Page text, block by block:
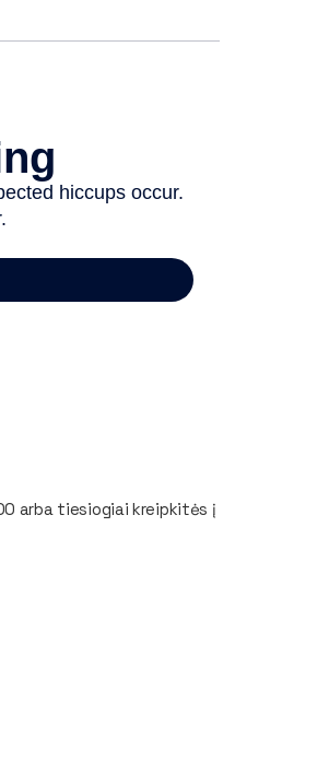
arba tiesiogiai kreipkitės į